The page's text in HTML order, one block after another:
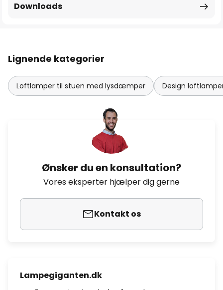
Downloads
Lignende kategorier
Loftlamper til stuen med lysdæmper Design
Ønsker du en konsultation?
Vores eksperter hjælper dig gerne
Kontakt os
Lampegiganten.dk